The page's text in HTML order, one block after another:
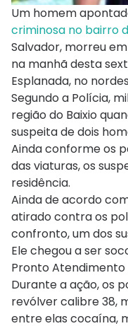
Um homem
criminosa no bairro
Salvador, morreu
na manhã desta
Esplanada, no
Segundo a Polícia,
região do Baixio
suspeita de dois
Ainda conforme os
das viaturas, os
residência.
Ainda de acordo
atirado contra os
confronto, um dos
Ele chegou a ser
Pronto Atendimento
Durante a ação, os
revólver calibre 38,
entre elas cocaína,